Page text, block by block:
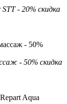
- 20% скидка
- 50% скидка